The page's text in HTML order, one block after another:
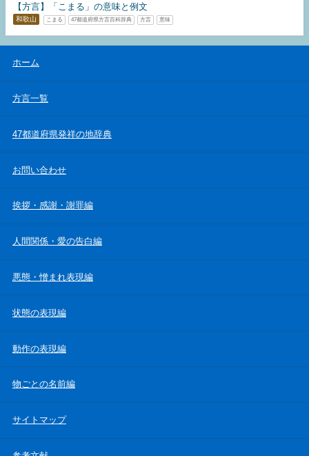
【方言】「こまる」の意味と例文
和歌山 こまる 47都道府県方言百科辞典 方言 意味
ホーム
方言一覧
47都道府県発祥の地辞典
お問い合わせ
挨拶・感謝・謝罪編
人間関係・愛の告白編
悪態・憎まれ表現編
状態の表現編
動作の表現編
物ごとの名前編
サイトマップ